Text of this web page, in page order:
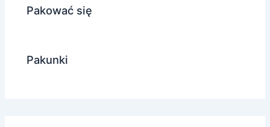
Pakować się
Pakunki